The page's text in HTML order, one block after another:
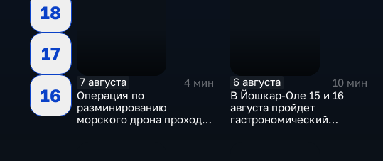
18
17
16
7 августа
4 мин
Операция по
разминированию
морского дрона проходит
6 августа
10 мин
В Йошкар-Оле 15 и 16
августа пройдет
гастрономический